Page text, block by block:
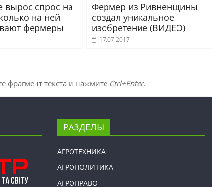
вырос спрос на
на ней
фермеры
Фермер из Ривненщины
создал уникальное
изобретение (ВИДЕО)
17.07.2017
фрагмент текста и нажмите Ctrl+Enter.
РАЗДЕЛЫ
АГРОТЕХНИКА
АГРОПОЛИТИКА
АГРОПРАВО